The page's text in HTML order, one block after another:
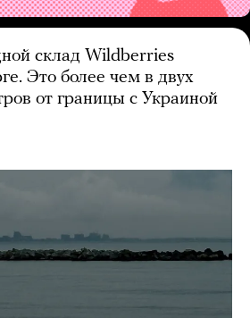
склад Wildberries
Это более чем в двух
от границы с Украиной